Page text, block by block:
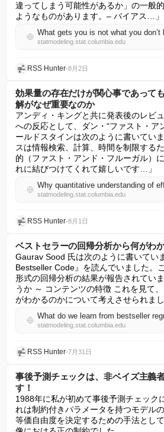
違ってしまう可能性があるか」の一般
ようなものがあります。– バイアス…」
statmodeling.stat.columbia.edu
RSS Hunter•8月2日
効果量の存在だけが関心事であって
解がなぜ重要なのか
アンディ・キングと共に発表後のレビ
への反応として、ダン・“ファスト・ア
ールドスタインは次のように書いてい
スは情報検索、計算、時間を制限する
的（ファスト・アンド・フルーガル）
れに結びつけてくれて嬉しいです…」
statmodeling.stat.columbia.edu
RSS Hunter•8月1日
ベストセラーの回帰分析から何がわ
Gaurav Sood 氏は次のように書いてい
Bestseller Code』を読んでいました。
形式の回帰分析の結果が報告されてい
うか ～ コンテンツの特徴 これを見て
がわかるのかについて考えさせられま
statmodeling.stat.columbia.edu
RSS Hunter•7月31日
事後予測チェックは、非ベイズ主義
す！
1988年に私が初めて事後予測チェック
れは制約付きパラメータを持つモデル
等価自由度を決定するための手法とし